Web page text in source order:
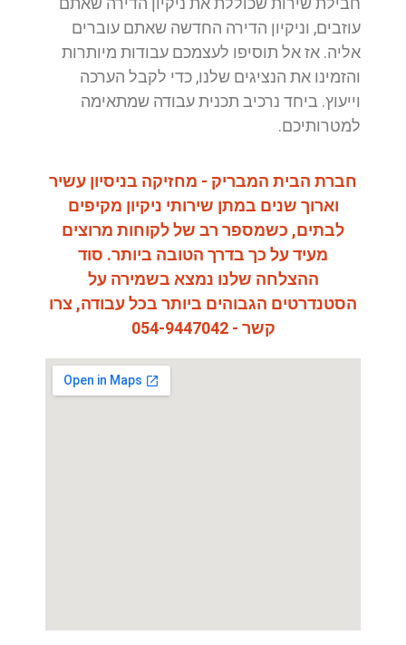
עוזבים, וניקיון הדירה החדשה שאתם עוברים
אליה. אז אל תוסיפו לעצמכם עבודות מיותרות
והזמינו את הנציגים שלנו, כדי לקבל הערכה
וייעוץ. ביחד נרכיב תכנית עבודה שמתאימה
למטרותיכם.
חברת הבית המבריק - מחזיקה בניסיון עשיר
וארוך שנים במתן שירותי ניקיון מקיפים
לבתים, כשמספר רב של לקוחות מרוצים
מעיד על כך בדרך הטובה ביותר. סוד
ההצלחה שלנו נמצא בשמירה על
הסטנדרטים הגבוהים ביותר בכל עבודה, צרו
קשר - 054-9447042